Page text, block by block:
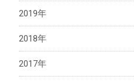
2019年
2018年
2017年